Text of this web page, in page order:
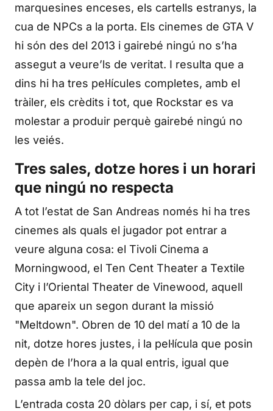
marquesines enceses, els cartells estranys, la
cua de NPCs a la porta. Els cinemes de GTA V
hi són des del 2013 i gairebé ningú no s’ha
assegut a veure’ls de veritat. I resulta que a
dins hi ha tres pel·lícules completes, amb el
tràiler, els crèdits i tot, que Rockstar es va
molestar a produir perquè gairebé ningú no
les veiés.
Tres sales, dotze hores i un horari
que ningú no respecta
A tot l’estat de San Andreas només hi ha tres
cinemes als quals el jugador pot entrar a
veure alguna cosa: el Tivoli Cinema a
Morningwood, el Ten Cent Theater a Textile
City i l’Oriental Theater de Vinewood, aquell
que apareix un segon durant la missió
"Meltdown". Obren de 10 del matí a 10 de la
nit, dotze hores justes, i la pel·lícula que posin
depèn de l’hora a la qual entris, igual que
passa amb la tele del joc.
L’entrada costa 20 dòlars per cap, i sí, et pots